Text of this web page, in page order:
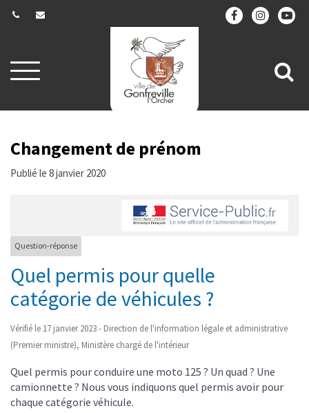
Aller
à
navigation
à
Changement de prénom
Publié le 8 janvier 2020
Question-réponse
Quel permis pour quelle
catégorie de véhicules ?
Vérifié le 17 janvier 2023 - Direction de l'information légale et administrative
(Premier ministre), Ministère chargé de l'intérieur
Quel permis pour conduire une moto 125 ? Un quad ? Une
camionnette ? Nous vous indiquons quel permis avoir pour
chaque catégorie véhicule.